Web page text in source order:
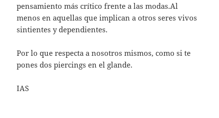
pensamiento más crítico frente a las modas.Al
menos en aquellas que implican a otros seres vivos
sintientes y dependientes.
Por lo que respecta a nosotros mismos, como si te
pones dos piercings en el glande.
IAS